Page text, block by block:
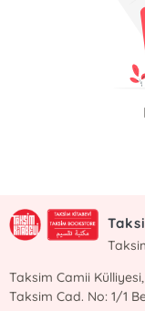
Taksim Camii
Taksim Cad. No: 1/1